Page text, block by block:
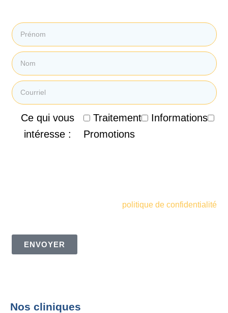
Ce qui vous
intéresse :
Traitement
Informations
Promotions
politique de confidentialité
ENVOYER
Nos cliniques